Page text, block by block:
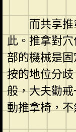
而共享
此。推拿對
部的機械是
按的地位分
般，大夫勸
動推拿椅，